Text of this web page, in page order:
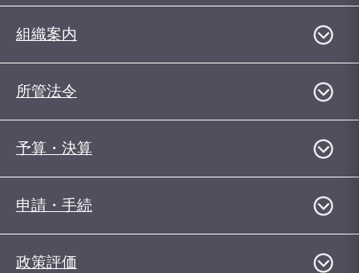
組織案内
所管法令
予算・決算
申請・手続
政策評価